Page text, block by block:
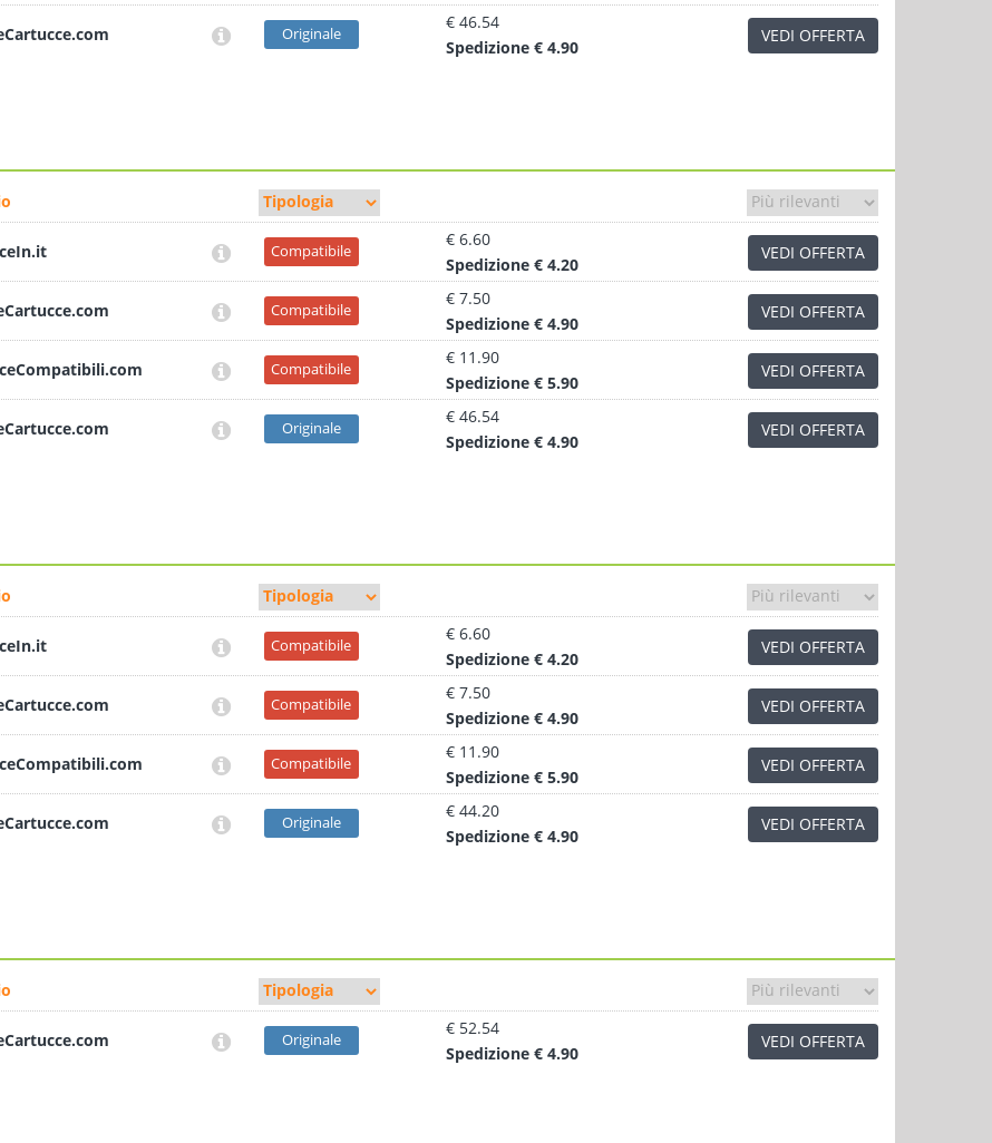
Originale
€ 46.54
Spedizione € 4.90
VEDI OFFERTA
Compatibile
€ 6.60
Spedizione € 4.20
VEDI OFFERTA
Compatibile
€ 7.50
Spedizione € 4.90
VEDI OFFERTA
Compatibile
€ 11.90
Spedizione € 5.90
VEDI OFFERTA
Originale
€ 46.54
Spedizione € 4.90
VEDI OFFERTA
Compatibile
€ 6.60
Spedizione € 4.20
VEDI OFFERTA
Compatibile
€ 7.50
Spedizione € 4.90
VEDI OFFERTA
Compatibile
€ 11.90
Spedizione € 5.90
VEDI OFFERTA
Originale
€ 44.20
Spedizione € 4.90
VEDI OFFERTA
Originale
€ 52.54
Spedizione € 4.90
VEDI OFFERTA